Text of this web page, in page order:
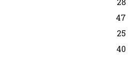
47
25
40